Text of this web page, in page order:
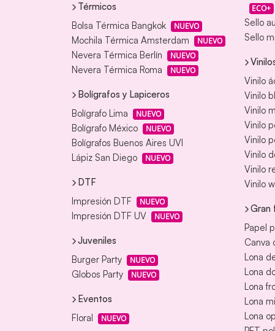
Térmicos
Bolsa Térmica Bangkok
NUEVO
Mochila Térmica Amsterdam NUEVO
Nevera Térmica Berlín NUEVO
Nevera Térmica Roma NUEVO
Bolígrafos y Lapiceros
Bolígrafo Lima
NUEVO
Bolígrafo México NUEVO
Bolígrafos Buenos Aires UVI
Lápiz San Diego
NUEVO
DTF
Impresión DTF
NUEVO
Impresión DTF UV NUEVO
Juveniles
Burger Party
NUEVO
Globos Party NUEVO
Eventos
Floral
NUEVO
ECO+
Sello
Sello
Vinilo
Vinilo
Vinilo
Vinilo
Vinilo
Vinilo
Vinilo
Vinilo
Gran
Papel
Canva
Lona
Lona
Lona
Lona
Lona